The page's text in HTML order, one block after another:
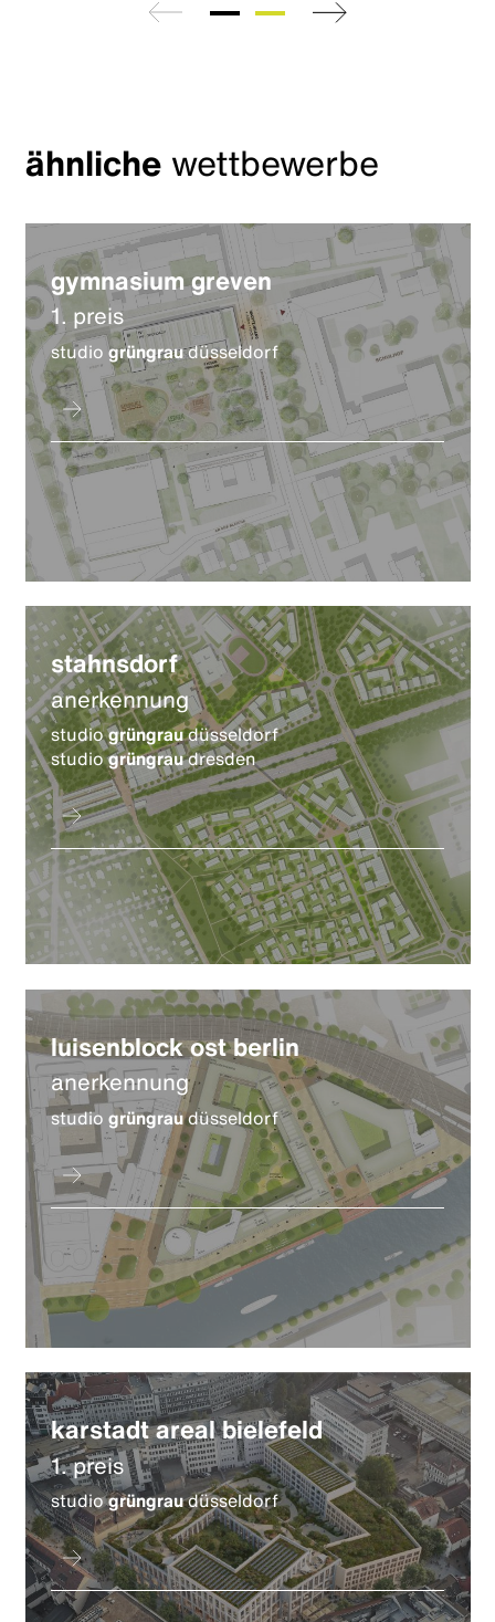
zurück weiter
ähnlichewettbewerbe
gymnasium greven
1. preis
studiogrüngraudüsseldorf
stahnsdorf
anerkennung
studiogrüngraudüsseldorf
studiogrüngraudresden
luisenblock ost berlin
anerkennung
studiogrüngraudüsseldorf
karstadt areal bielefeld
1. preis
studiogrüngraudüsseldorf